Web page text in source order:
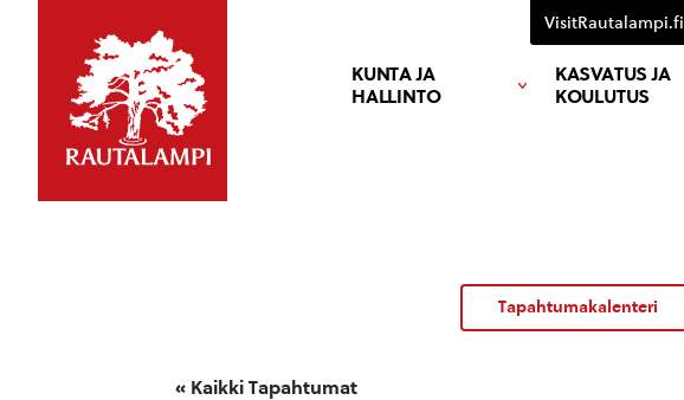
KUNTA JA
HALLINTO
KASVATUS JA
KOULUTUS
VisitRautalampi.fi
Tapahtumakalenteri
« Kaikki Tapahtumat